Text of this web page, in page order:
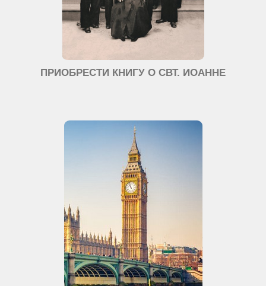
ПРИОБРЕСТИ КНИГУ О СВТ. ИОАННЕ